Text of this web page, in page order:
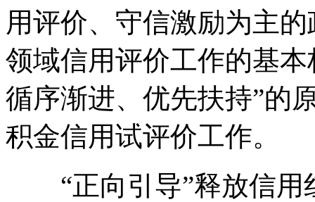
用评价、守信激励为主
领域信用评价工作的基
循序渐进、优先扶持”的
积金信用试评价工作。
“正向引导”释放信用